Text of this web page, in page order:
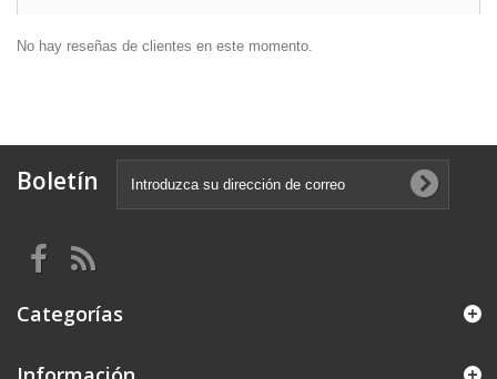
No hay reseñas de clientes en este momento.
Boletín
Categorías